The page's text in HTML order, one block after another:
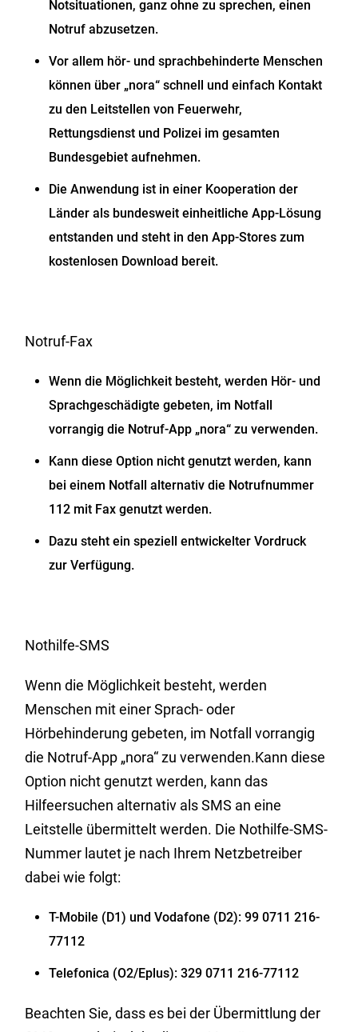
Notsituationen, ganz ohne zu sprechen, einen
Notruf abzusetzen.
Vor allem hör- und sprachbehinderte Menschen
können über „nora“ schnell und einfach Kontakt
zu den Leitstellen von Feuerwehr,
Rettungsdienst und Polizei im gesamten
Bundesgebiet aufnehmen.
Die Anwendung ist in einer Kooperation der
Länder als bundesweit einheitliche App-Lösung
entstanden und steht in den App-Stores zum
kostenlosen Download bereit.
Notruf-Fax
Wenn die Möglichkeit besteht, werden Hör- und
Sprachgeschädigte gebeten, im Notfall
vorrangig die Notruf-App „nora“ zu verwenden.
Kann diese Option nicht genutzt werden, kann
bei einem Notfall alternativ die Notrufnummer
112 mit Fax genutzt werden.
Dazu steht ein speziell entwickelter Vordruck
zur Verfügung.
Nothilfe-SMS
Wenn die Möglichkeit besteht, werden
Menschen mit einer Sprach- oder
Hörbehinderung gebeten, im Notfall vorrangig
die Notruf-App „nora“ zu verwenden.Kann diese
Option nicht genutzt werden, kann das
Hilfeersuchen alternativ als SMS an eine
Leitstelle übermittelt werden. Die Nothilfe-SMS-
Nummer lautet je nach Ihrem Netzbetreiber
dabei wie folgt:
T-Mobile (D1) und Vodafone (D2): 99 0711 216-
77112
Telefonica (O2/Eplus): 329 0711 216-77112
Beachten Sie, dass es bei der Übermittlung der